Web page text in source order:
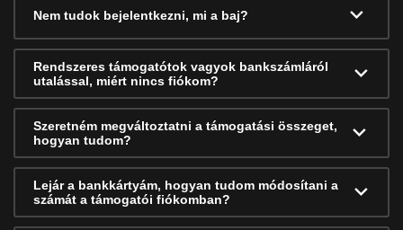
Nem tudok bejelentkezni, mi a baj?
Rendszeres támogatótok vagyok bankszámláról
utalással, miért nincs fiókom?
Szeretném megváltoztatni a támogatási összeget,
hogyan tudom?
Lejár a bankkártyám, hogyan tudom módosítani a
számát a támogatói fiókomban?